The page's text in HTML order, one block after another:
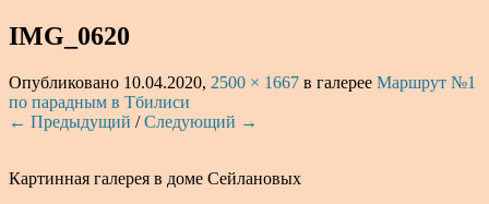
IMG_0620
Опубликовано 10.04.2020, 2500 × 1667 в галерее Маршрут №1
по парадным в Тбилиси
← Предыдущий /Следующий →
Картинная галерея в доме Сейлановых